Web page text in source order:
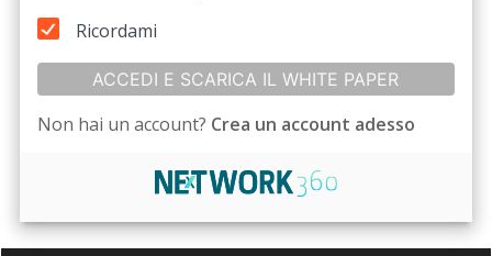
Ricordami
ACCEDI E SCARICA IL WHITE PAPER
Non hai un account? Crea un account adesso